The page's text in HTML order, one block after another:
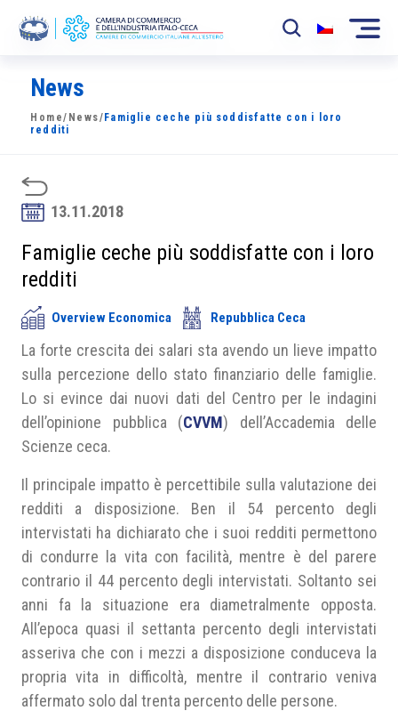
La Camera
News
Sviluppo Mercato
Soci
Partner
Progetti
Area riservata
News
Home/ News/ Famiglie ceche più soddisfatte con i loro
redditi
13.11.2018
Famiglie ceche più soddisfatte con i loro
redditi
Overview Economica Repubblica Ceca
La forte crescita dei salari sta avendo un lieve impatto
sulla percezione dello stato finanziario delle famiglie.
Lo si evince dai nuovi dati del Centro per le indagini
dell’opinione pubblica (CVVM) dell’Accademia delle
Scienze ceca.
Il principale impatto è percettibile sulla valutazione dei
redditi a disposizione. Ben il 54 percento degli
intervistati ha dichiarato che i suoi redditi permettono
di condurre la vita con facilità, mentre è del parere
contrario il 44 percento degli intervistati. Soltanto sei
anni fa la situazione era diametralmente opposta.
All’epoca quasi il settanta percento degli intervistati
asseriva che con i mezzi a disposizione conduceva la
propria vita in difficoltà, mentre il contrario veniva
affermato solo dal trenta percento delle persone.